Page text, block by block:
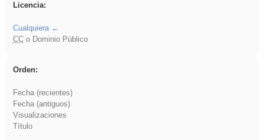
Licencia:
Cualquiera
CCo Dominio Público
Orden:
Fecha (recientes)
Fecha (antiguos)
Visualizaciones
Título